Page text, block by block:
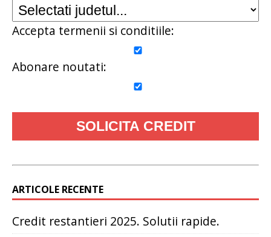
Accepta termenii si conditiile:
Abonare noutati:
ARTICOLE RECENTE
Credit restantieri 2025. Solutii rapide.